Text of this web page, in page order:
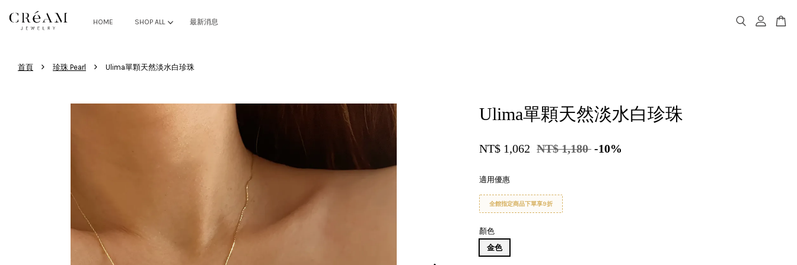
HOME SHOP ALL 最新消息
首頁 › 珍珠 Pearl › Ulima單顆天然淡水白珍珠
Ulima單顆天然淡水白珍珠
NT$ 1,062 NT$ 1,180 -10%
適用優惠
全館指定商品下單享9折
顏色
金色
您的購物車目前還是空的。